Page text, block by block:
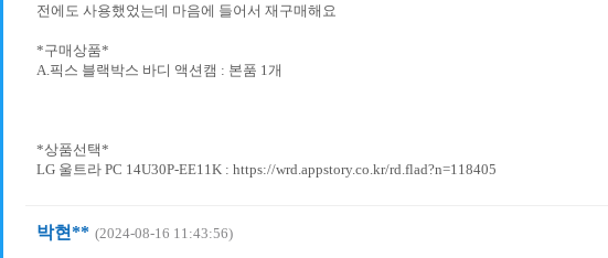
전에도 사용했었는데 마음에 들어서 재구매해요
*구매상품*
A.픽스 블랙박스 바디 액션캠 : 본품 1개
*상품선택*
LG 울트라 PC 14U30P-EE11K : https://wrd.appstory.co.kr/rd.flad?n=118405
박현** (2024-08-16 11:43:56)